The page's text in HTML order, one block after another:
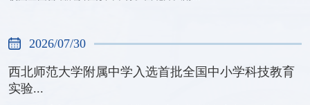
2026/07/30
西北师范大学附属中学入选首批全国中小学科技教育
实验...